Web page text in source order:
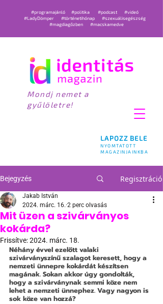
LAPOZZ BELE
NYOMTATOTT
MAGAZINJAINKBA
#programajánló #politika #podcast
#videó
#LadyDömper
#történetihónap
#szexuálisegészség
#magdiagőzben
#macskamedve
Mondj nemet a
gyűlöletre!
Bejegyzés Regisztráció
Mit üzen a szivárványos
kokárda?
Jakab István
2024. márc. 16. 2 perc olvasás
Frissítve:2024. márc. 18.
Néhány évvel ezelőtt valaki
szivárványszínű szalagot keresett, hogy a
nemzeti ünnepre kokárdát készítsen
magának. Sokan akkor úgy gondolták,
hogy a szivárványnak semmi köze nem
lehet a nemzeti ünnephez. Vagy nagyon is
sok köze van hozzá?